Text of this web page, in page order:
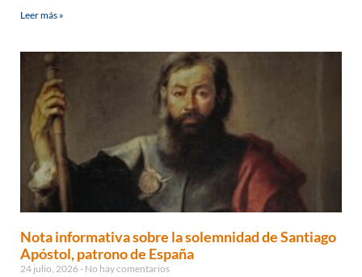
Leer más »
Nota informativa sobre la solemnidad de Santiago
Apóstol, patrono de España
24 julio, 2026 No hay comentarios